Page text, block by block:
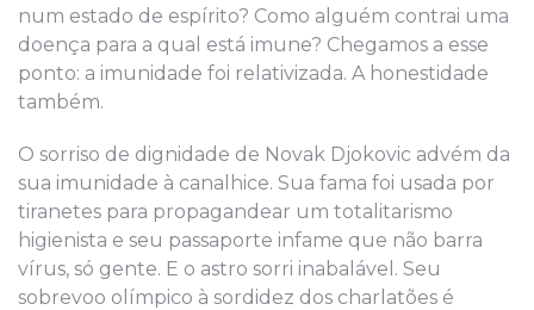
num estado de espírito? Como alguém contrai uma
doença para a qual está imune? Chegamos a esse
ponto: a imunidade foi relativizada. A honestidade
também.
O sorriso de dignidade de Novak Djokovic advém da
sua imunidade à canalhice. Sua fama foi usada por
tiranetes para propagandear um totalitarismo
higienista e seu passaporte infame que não barra
vírus, só gente. E o astro sorri inabalável. Seu
sobrevoo olímpico à sordidez dos charlatões é